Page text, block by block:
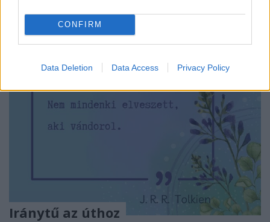
CONFIRM
Data Deletion Data Access Privacy Policy
Iránytű az úthoz